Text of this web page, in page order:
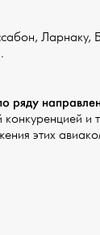
ряду
и
этих